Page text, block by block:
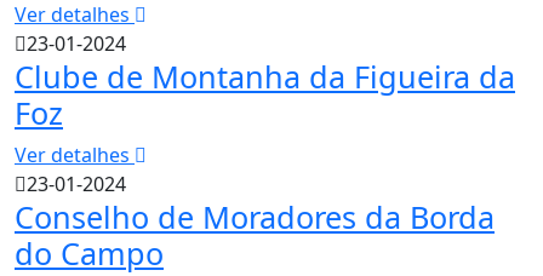
Ver detalhes
23-01-2024
Clube de Montanha da Figueira da
Foz
Ver detalhes
23-01-2024
Conselho de Moradores da Borda
do Campo